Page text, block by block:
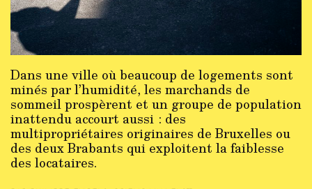
Dans une ville où beaucoup de logements sont
minés par l’humidité, les marchands de
sommeil prospèrent et un groupe de population
inattendu accourt aussi : des
multipropriétaires originaires de Bruxelles ou
des deux Brabants qui exploitent la faiblesse
des locataires.